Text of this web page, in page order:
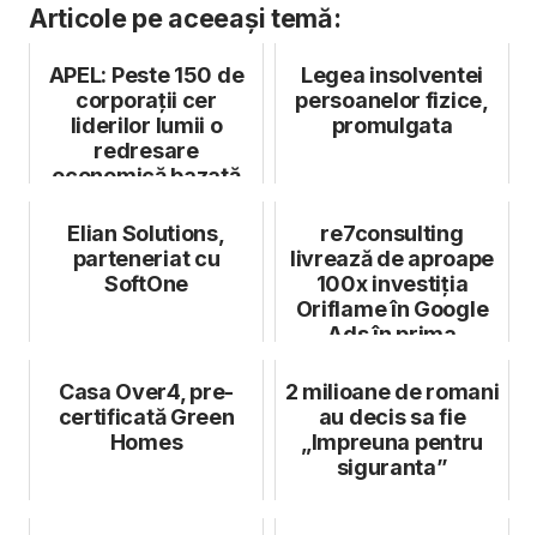
Articole pe aceeași temă:
APEL: Peste 150 de
corporații cer
liderilor lumii o
redresare
economică bazată
urm...
Legea insolventei
persoanelor fizice,
promulgata
Elian Solutions,
parteneriat cu
SoftOne
re7consulting
livrează de aproape
100x investiția
Oriflame în Google
Ads în prima
Casa Over4, pre-
certificată Green
Homes
2 milioane de romani
au decis sa fie
„Impreuna pentru
siguranta”